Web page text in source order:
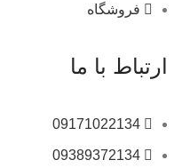
فروشگاه
ارتباط با ما
09171022134
09389372134